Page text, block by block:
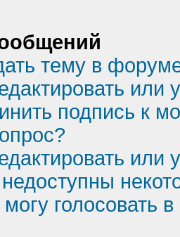
тему в
или
подпись к
или
голосовать